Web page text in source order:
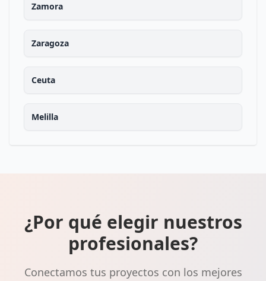
Zamora
Zaragoza
Ceuta
Melilla
¿Por qué elegir nuestros
profesionales?
Conectamos tus proyectos con los mejores